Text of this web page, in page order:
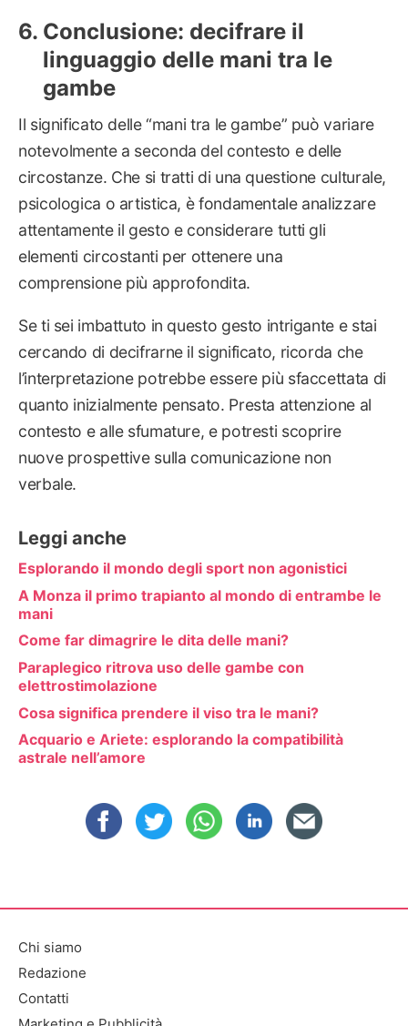
Conclusione: decifrare il
linguaggio delle mani tra le
gambe
Il significato delle “mani tra le gambe” può variare
notevolmente a seconda del contesto e delle
circostanze. Che si tratti di una questione culturale,
psicologica o artistica, è fondamentale analizzare
attentamente il gesto e considerare tutti gli
elementi circostanti per ottenere una
comprensione più approfondita.
Se ti sei imbattuto in questo gesto intrigante e stai
cercando di decifrarne il significato, ricorda che
l’interpretazione potrebbe essere più sfaccettata di
quanto inizialmente pensato. Presta attenzione al
contesto e alle sfumature, e potresti scoprire
nuove prospettive sulla comunicazione non
verbale.
Leggi anche
Esplorando il mondo degli sport non agonistici
A Monza il primo trapianto al mondo di entrambe le
mani
Come far dimagrire le dita delle mani?
Paraplegico ritrova uso delle gambe con
elettrostimolazione
Cosa significa prendere il viso tra le mani?
Acquario e Ariete: esplorando la compatibilità
astrale nell’amore
Chi siamo
Redazione
Contatti